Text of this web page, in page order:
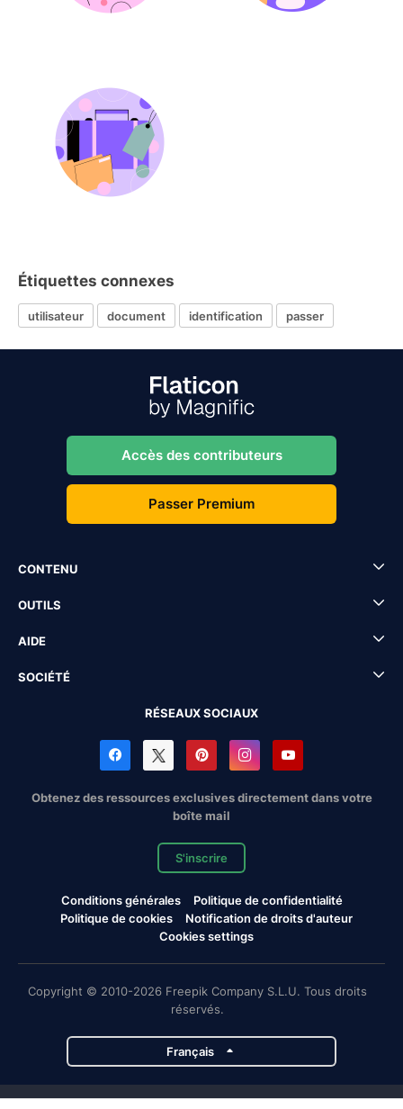
Étiquettes connexes
utilisateur document identification passer
Accès des contributeurs
Passer Premium
CONTENU
OUTILS
AIDE
SOCIÉTÉ
RÉSEAUX SOCIAUX
Obtenez des ressources exclusives directement dans votre
boîte mail
S'inscrire
Conditions générales
Politique de confidentialité
Politique de cookies
Notification de droits d'auteur
Cookies settings
Copyright © 2010-2026 Freepik Company S.L.U. Tous droits
réservés.
Français